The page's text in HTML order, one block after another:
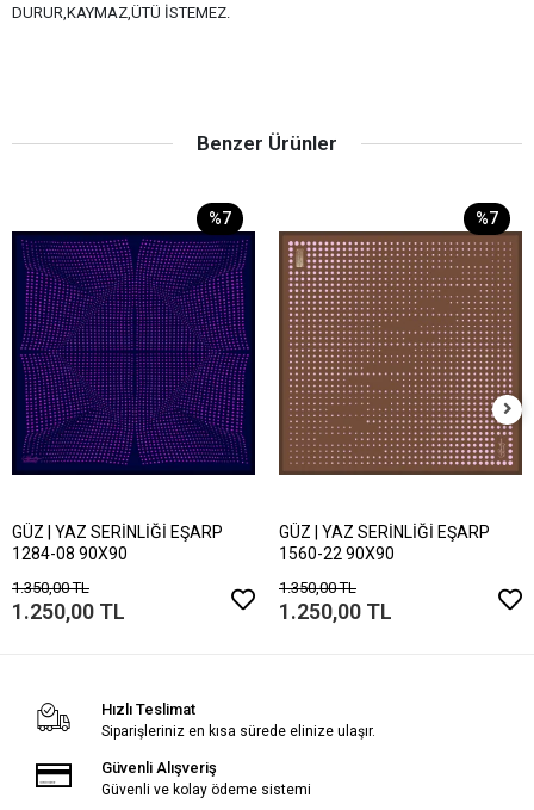
DURUR,KAYMAZ,ÜTÜ İSTEMEZ.
Benzer Ürünler
%7
GÜZ | YAZ SERİNLİĞİ EŞARP
1284-08 90X90
1.350,00 TL
1.250,00 TL
%7
GÜZ | YAZ SERİNLİĞİ EŞARP
1560-22 90X90
1.350,00 TL
1.250,00 TL
Hızlı Teslimat
Siparişleriniz en kısa sürede elinize ulaşır.
Güvenli Alışveriş
Güvenli ve kolay ödeme sistemi